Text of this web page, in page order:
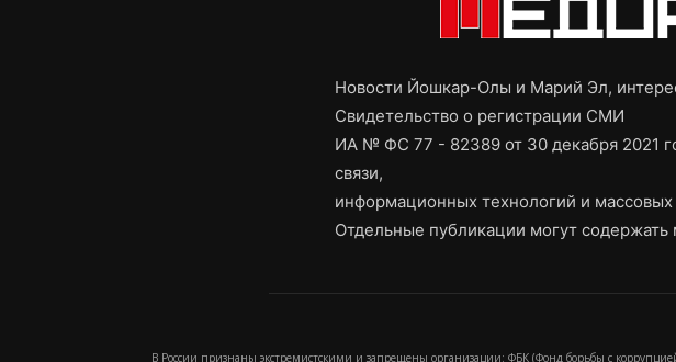
Новости Йошкар-Олы и Марий Эл,
Свидетельство о регистрации СМИ
ИА № ФС 77 - 82389 от 30 декабря 2021
связи,
информационных технологий и
Отдельные публикации могут содержать
В России признаны экстремистскими и запрещены организации: ФБК (Фонд борьбы с